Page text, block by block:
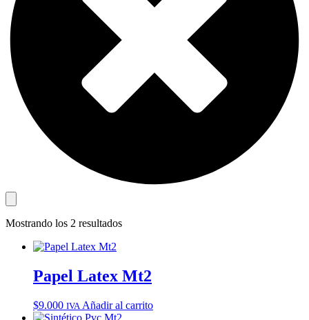
Mostrando los 2 resultados
Papel Latex Mt2
$9.000 IVA Añadir al carrito